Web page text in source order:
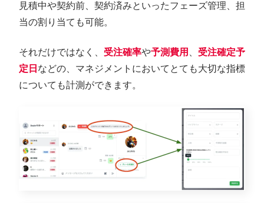
見積中や契約前、契約済みといったフェーズ管理、担
当の割り当ても可能。
それだけではなく、 受注確率や予測費用
受注確定予
定日 などの、マネジメントにおいてとても大切な指標
についても計測ができます。